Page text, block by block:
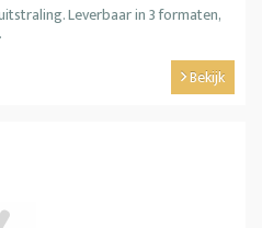
Leverbaar in 3 formaten,
Bekijk